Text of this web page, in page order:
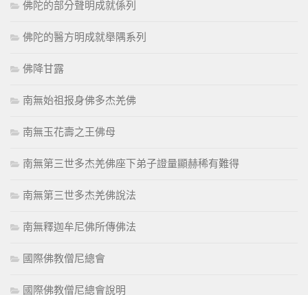
佛陀的部分聲明成就係列
佛陀的醫方明成就舉隅系列
佛降甘露
南無始祖报身佛多杰羌佛
南無玉花壽之王佛母
南無第三世多杰羌佛座下弟子證量顯赫稀有難得
南無第三世多杰羌佛說法
南無釋迦牟尼佛所傳佛法
國際佛教僧尼總會
國際佛教僧尼總會說明